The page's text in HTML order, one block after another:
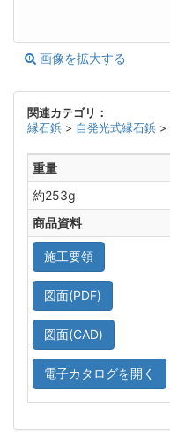
画像を拡大する
関連カテゴリ：
縁石鋲 > 自発光式縁石鋲 >
重量
約253g
商品資料
施工要領
図面(PDF)
図面(CAD)
電子カタログを開く